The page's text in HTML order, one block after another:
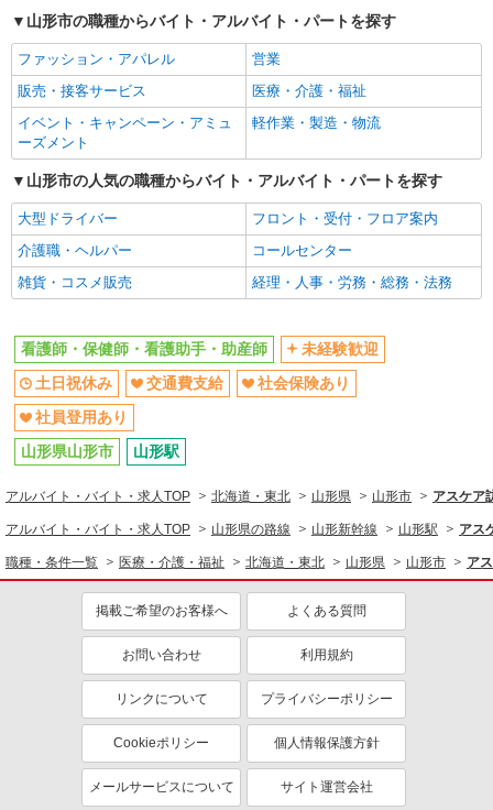
山形市の職種からバイト・アルバイト・パートを探す
ファッション・アパレル
営業
販売・接客サービス
医療・介護・福祉
イベント・キャンペーン・アミュ
ーズメント
軽作業・製造・物流
山形市の人気の職種からバイト・アルバイト・パートを探す
大型ドライバー
フロント・受付・フロア案内
介護職・ヘルパー
コールセンター
雑貨・コスメ販売
経理・人事・労務・総務・法務
看護師・保健師・看護助手・助産師
未経験歓迎
土日祝休み
交通費支給
社会保険あり
社員登用あり
山形県山形市
山形駅
アルバイト・バイト・求人TOP 北海道・東北 山形県 山形市 アスケア
アルバイト・バイト・求人TOP 山形県の路線 山形新幹線 山形駅 アス
職種・条件一覧 医療・介護・福祉 北海道・東北 山形県 山形市 ア
掲載ご希望のお客様へ よくある質問
お問い合わせ 利用規約
リンクについて プライバシーポリシー
Cookieポリシー 個人情報保護方針
メールサービスについて サイト運営会社